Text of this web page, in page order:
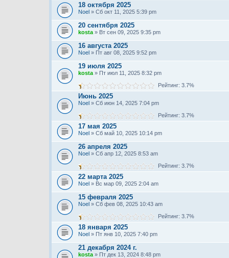
18 октября 2025
Noel » Сб окт 11, 2025 5:39 pm
20 сентября 2025
kosta » Вт сен 09, 2025 9:35 pm
16 августа 2025
Noel » Пт авг 08, 2025 9:52 pm
19 июля 2025
kosta » Пт июл 11, 2025 8:32 pm
Рейтинг: 3.7%
Июнь 2025
Noel » Сб июн 14, 2025 7:04 pm
Рейтинг: 3.7%
17 мая 2025
Noel » Сб май 10, 2025 10:14 pm
26 апреля 2025
Noel » Сб апр 12, 2025 8:53 am
Рейтинг: 3.7%
22 марта 2025
Noel » Вс мар 09, 2025 2:04 am
15 февраля 2025
Noel » Сб фев 08, 2025 10:43 am
Рейтинг: 3.7%
18 января 2025
Noel » Пт янв 10, 2025 7:40 pm
21 декабря 2024 г.
kosta » Пт дек 13, 2024 8:48 pm